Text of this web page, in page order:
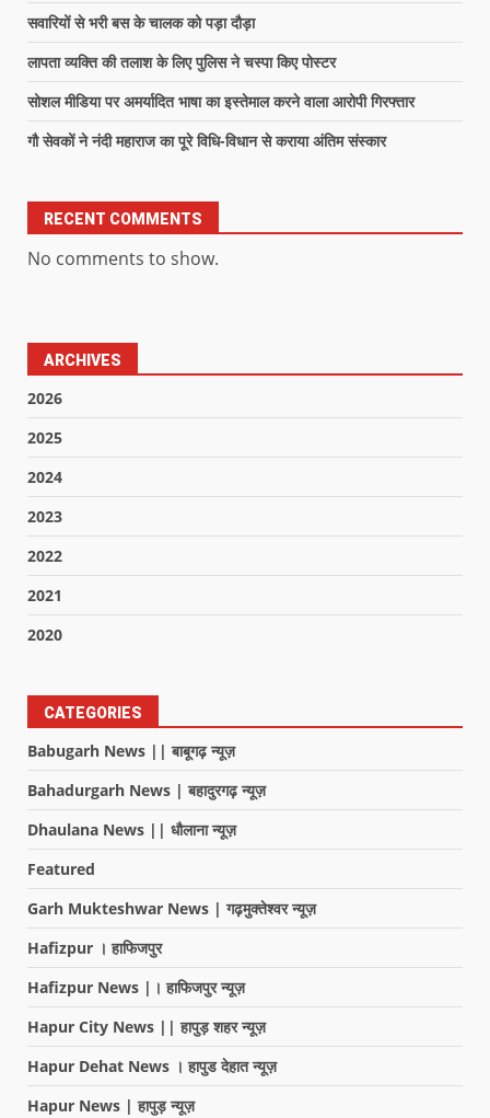
सवारियों से भरी बस के चालक को पड़ा दौड़ा
लापता व्यक्ति की तलाश के लिए पुलिस ने चस्पा किए पोस्टर
सोशल मीडिया पर अमर्यादित भाषा का इस्तेमाल करने वाला आरोपी गिरफ्तार
गौ सेवकों ने नंदी महाराज का पूरे विधि-विधान से कराया अंतिम संस्कार
RECENT COMMENTS
No comments to show.
ARCHIVES
2026
2025
2024
2023
2022
2021
2020
CATEGORIES
Babugarh News || बाबूगढ़ न्यूज़
Bahadurgarh News | बहादुरगढ़ न्यूज़
Dhaulana News || धौलाना न्यूज़
Featured
Garh Mukteshwar News | गढ़मुक्तेश्वर न्यूज़
Hafizpur । हाफिजपुर
Hafizpur News |। हाफिजपुर न्यूज़
Hapur City News || हापुड़ शहर न्यूज़
Hapur Dehat News । हापुड देहात न्यूज़
Hapur News | हापुड़ न्यूज़